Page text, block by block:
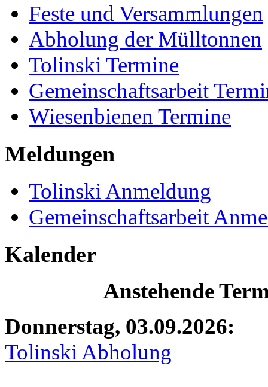
Feste und Versammlungen
Abholung der Mülltonnen
Tolinski Termine
Gemeinschaftsarbeit
Wiesenbienen Termine
Meldungen
Tolinski Anmeldung
Gemeinschaftsarbeit
Kalender
Anstehende
Donnerstag, 03.09.2026:
Tolinski Abholung